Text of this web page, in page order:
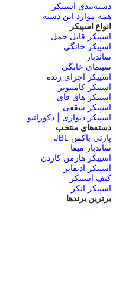
دسته‌بندی اسپیکر
همه موارد این دسته
انواع اسپیکر
اسپیکر قابل حمل
اسپیکر خانگی
ساندبار
سینمای خانگی
اسپیکر اجرای زنده
اسپیکر کامپیوتر
اسپیکر های فای
اسپیکر سقفی
اسپیکر دیواری | دکوراتیو
دسته‌های منتخب
پارتی باکس JBL
ساندبار میفا
اسپیکر هارمن کاردن
اسپیکر ادیفایر
کیف اسپیکر
اسپیکر انکر
برترین برندها